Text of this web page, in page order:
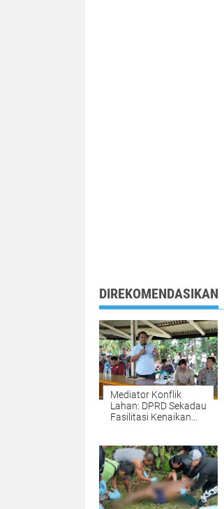
DIREKOMENDASIKAN
​Mediator Konflik
Lahan: DPRD Sekadau
Fasilitasi Kenaikan